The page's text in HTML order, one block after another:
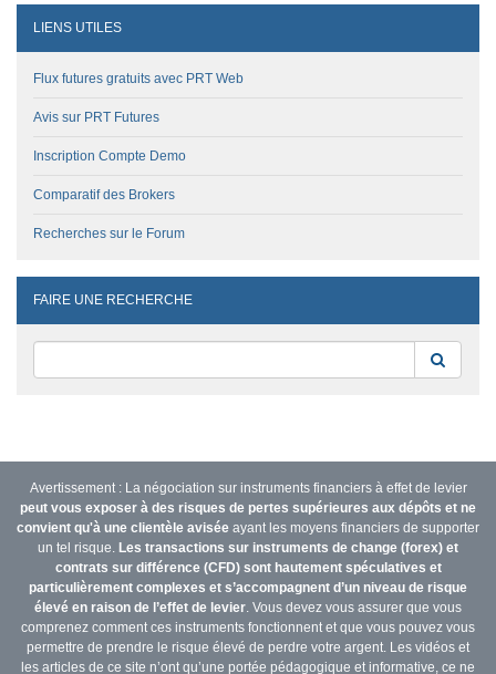
LIENS UTILES
Flux futures gratuits avec PRT Web
Avis sur PRT Futures
Inscription Compte Demo
Comparatif des Brokers
Recherches sur le Forum
FAIRE UNE RECHERCHE
Avertissement : La négociation sur instruments financiers à effet de levier
peut vous exposer à des risques de pertes supérieures aux dépôts et ne
convient qu'à une clientèle avisée ayant les moyens financiers de supporter
un tel risque. Les transactions sur instruments de change (forex) et
contrats sur différence (CFD) sont hautement spéculatives et
particulièrement complexes et s’accompagnent d’un niveau de risque
élevé en raison de l’effet de levier. Vous devez vous assurer que vous
comprenez comment ces instruments fonctionnent et que vous pouvez vous
permettre de prendre le risque élevé de perdre votre argent. Les vidéos et
les articles de ce site n’ont qu’une portée pédagogique et informative, ce ne